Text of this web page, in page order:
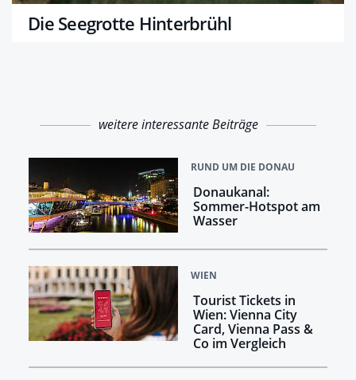
Die Seegrotte Hinterbrühl
weitere interessante Beiträge
RUND UM DIE DONAU
Donaukanal:
Sommer-Hotspot am
Wasser
WIEN
Tourist Tickets in
Wien: Vienna City
Card, Vienna Pass &
Co im Vergleich